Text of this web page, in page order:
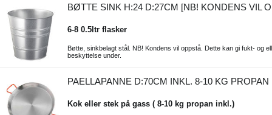
BØTTE SINK H:24 D:27CM [NB! KONDENS VIL
6-8 0.5ltr flasker
Bøtte, sinkbelagt stål. NB! Kondens vil oppstå. Dette kan gi fukt- og
beskyttelse under.
PAELLAPANNE D:70CM INKL. 8-10 KG PROPAN
Kok eller stek på gass ( 8-10 kg propan inkl.)